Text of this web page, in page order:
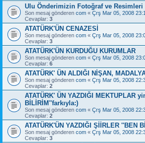
Ulu Önderimizin Fotoğraf ve Resimleri
Son mesaj gönderen com « Çrş Mar 05, 2008
Cevaplar: 3
ATATÜRK'ÜN CENAZESİ
Son mesaj gönderen com « Çrş Mar 05, 2008
Cevaplar: 3
ATATÜRK'ÜN KURDUĞU KURUMLAR
Son mesaj gönderen com « Çrş Mar 05, 2008
Cevaplar: 6
ATATÜRK' ÜN ALDIĞI NİŞAN,
Son mesaj gönderen com « Çrş Mar 05, 2008
Cevaplar: 2
ATATÜRK' ÜN YAZDIĞI MEKTUPLAR
BİLİRİM''farkıyla:)
Son mesaj gönderen com « Çrş Mar 05, 2008
Cevaplar: 2
ATATÜRK'ÜN YAZDIĞI ŞİİRLER ''BEN
Son mesaj gönderen com « Çrş Mar 05, 2008
Cevaplar: 3